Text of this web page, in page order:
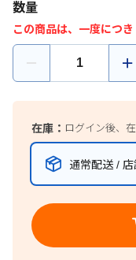
数量
この商品は、一度につ
在庫： ログイン後、
通常配送 / 店